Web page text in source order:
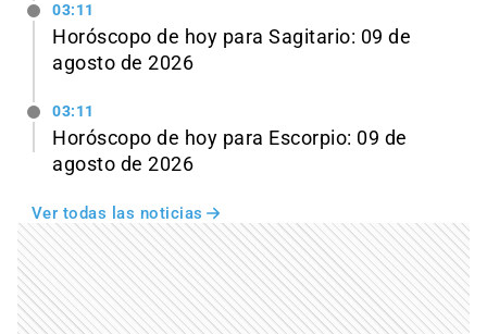
03:11
Horóscopo de hoy para Sagitario: 09 de
agosto de 2026
03:11
Horóscopo de hoy para Escorpio: 09 de
agosto de 2026
Ver todas las noticias